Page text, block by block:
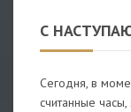
С
Сегодня, в
считанные